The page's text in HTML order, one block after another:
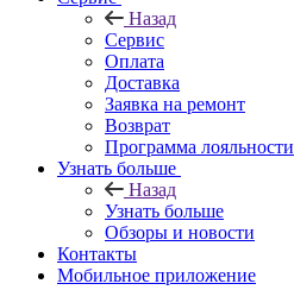
Назад
Сервис
Оплата
Доставка
Заявка на ремонт
Возврат
Программа лояльности
Узнать больше
Назад
Узнать больше
Обзоры и новости
Контакты
Мобильное приложение